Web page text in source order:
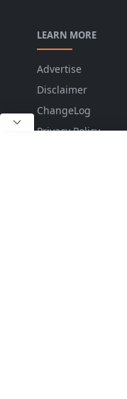
LEARN MORE
Advertise
Disclaimer
ChangeLog
Privacy Policy